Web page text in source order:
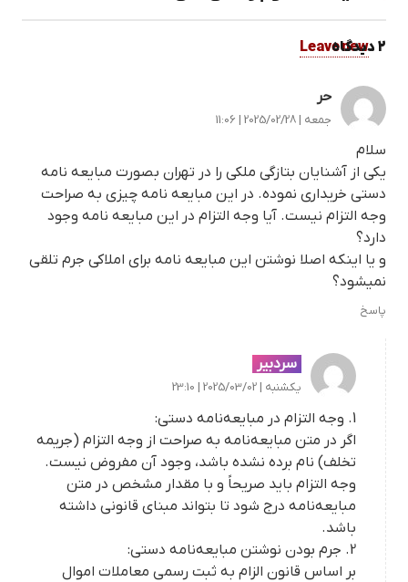
2 دیدگاه.
Leave new
حر
جمعه | 2025/02/28 | 11:06
سلام
یکی از آشنایان بتازگی ملکی را در تهران بصورت مبایعه نامه
دستی خریداری نموده. در این مبایعه نامه چیزی به صراحت
وجه التزام نیست. آیا وجه التزام در این مبایعه نامه وجود
دارد؟
و یا اینکه اصلا نوشتن این مبایعه نامه برای املاکی جرم تلقی
نمیشود؟
پاسخ
سردبیر
یکشنبه | 2025/03/02 | 23:10
1. وجه التزام در مبایعه‌نامه دستی:
اگر در متن مبایعه‌نامه به صراحت از وجه التزام (جریمه
تخلف) نام برده نشده باشد، وجود آن مفروض نیست.
وجه التزام باید صریحاً و با مقدار مشخص در متن
مبایعه‌نامه درج شود تا بتواند مبنای قانونی داشته
باشد.
2. جرم بودن نوشتن مبایعه‌نامه دستی:
بر اساس قانون الزام به ثبت رسمی معاملات اموال